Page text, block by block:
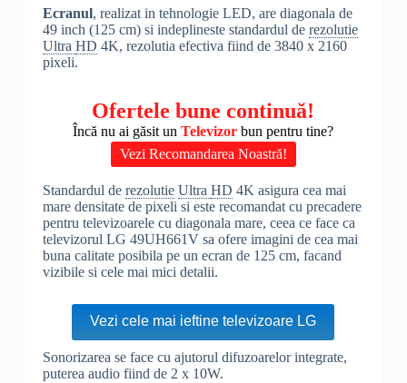
Ecranul, realizat in tehnologie LED, are diagonala de
49 inch (125 cm) si indeplineste standardul de rezolutie
Ultra HD 4K, rezolutia efectiva fiind de 3840 x 2160
pixeli.
Ofertele bune continuă!
Încă nu ai găsit unTelevizorbun pentru tine?
Vezi Recomandarea Noastră!
Standardul de rezolutie Ultra HD 4K asigura cea mai
mare densitate de pixeli si este recomandat cu precadere
pentru televizoarele cu diagonala mare, ceea ce face ca
televizorul LG 49UH661V sa ofere imagini de cea mai
buna calitate posibila pe un ecran de 125 cm, facand
vizibile si cele mai mici detalii.
Vezi cele mai ieftine televizoare LG
Sonorizarea se face cu ajutorul difuzoarelor integrate,
puterea audio fiind de 2 x 10W.